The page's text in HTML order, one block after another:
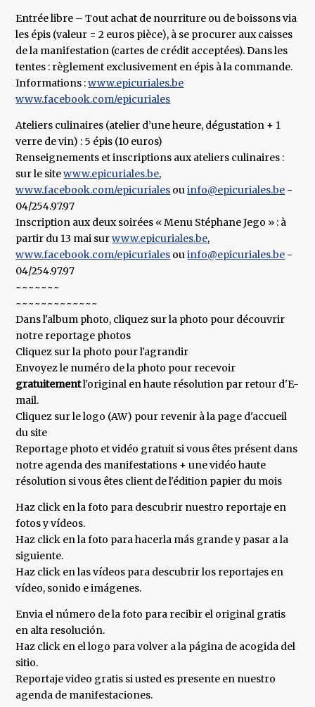
Entrée libre – Tout achat de nourriture ou de boissons via
les épis (valeur = 2 euros pièce), à se procurer aux caisses
de la manifestation (cartes de crédit acceptées). Dans les
tentes : règlement exclusivement en épis à la commande.
Informations :www.epicuriales.be
www.facebook.com/epicuriales
Ateliers culinaires (atelier d’une heure, dégustation + 1
verre de vin) : 5 épis (10 euros)
Renseignements et inscriptions aux ateliers culinaires :
sur le sitewww.epicuriales.be,
www.facebook.com/epicuriales ouinfo@epicuriales.be -
04/254.97.97
Inscription aux deux soirées « Menu Stéphane Jego » : à
partir du 13 mai surwww.epicuriales.be,
www.facebook.com/epicuriales ouinfo@epicuriales.be -
04/254.97.97
~~~~~~~
~~~~~~~~~~~~~
Dans l'album photo, cliquez sur la photo pour découvrir
notre reportage photos
Cliquez sur la photo pour l'agrandir
Envoyez le numéro de la photo pour recevoir
gratuitementl'original en haute résolution par retour d'E-
mail.
Cliquez sur le logo (AW) pour revenir à la page d'accueil
du site
Reportage photo et vidéo gratuit si vous êtes présent dans
notre agenda des manifestations + une vidéo haute
résolution si vous êtes client de l'édition papier du mois
Haz click en la foto para descubrir nuestro reportaje en
fotos y vídeos.
Haz click en la foto para hacerla más grande y pasar a la
siguiente.
Haz click en las vídeos para descubrir los reportajes en
vídeo, sonido e imágenes.
Envia el número de la foto para recibir el original gratis
en alta resolución.
Haz click en el logo para volver a la página de acogida del
sitio.
Reportaje video gratis si usted es presente en nuestro
agenda de manifestaciones.